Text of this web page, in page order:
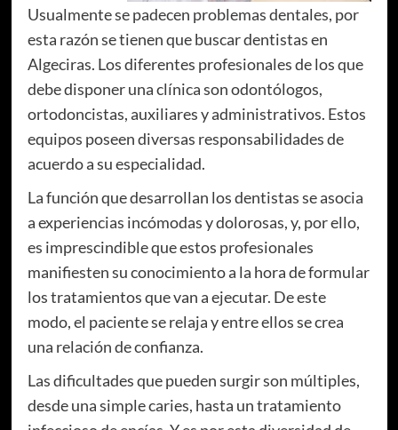
Usualmente se padecen problemas dentales, por
esta razón se tienen que buscar dentistas en
Algeciras. Los diferentes profesionales de los que
debe disponer una clínica son odontólogos,
ortodoncistas, auxiliares y administrativos. Estos
equipos poseen diversas responsabilidades de
acuerdo a su especialidad.
La función que desarrollan los dentistas se asocia
a experiencias incómodas y dolorosas, y, por ello,
es imprescindible que estos profesionales
manifiesten su conocimiento a la hora de formular
los tratamientos que van a ejecutar. De este
modo, el paciente se relaja y entre ellos se crea
una relación de confianza.
Las dificultades que pueden surgir son múltiples,
desde una simple caries, hasta un tratamiento